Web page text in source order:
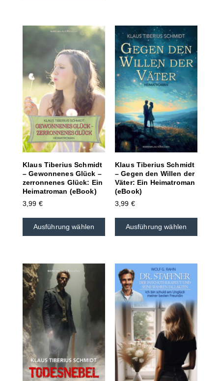
Klaus Tiberius Schmidt
– Gewonnenes Glück –
zerronnenes Glück: Ein
Heimatroman (eBook)
3,99 €
Ausführung wählen
Klaus Tiberius Schmidt
– Gegen den Willen der
Väter: Ein Heimatroman
(eBook)
3,99 €
Ausführung wählen